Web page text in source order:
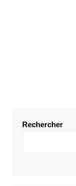
Rechercher